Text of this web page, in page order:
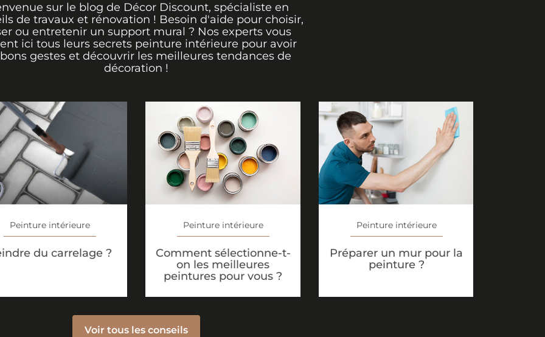
sur le blog de Décor Discount, spécialiste en
de travaux et rénovation ! Besoin d'aide pour choisir,
ou entretenir un support mural ? Nos experts vous
ici tous leurs secrets peinture intérieure pour avoir
gestes et découvrir les meilleures tendances de
décoration !
Peinture intérieure
du carrelage ?
Peinture intérieure
Comment sélectionne-t-
on les meilleures
peintures pour vous ?
Peinture intérieure
Préparer un mur pour la
peinture ?
Voir tous les conseils